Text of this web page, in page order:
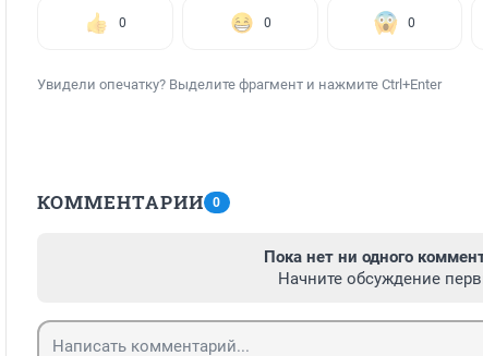
0 0 0
Увидели опечатку? Выделите фрагмент и нажмите Ctrl+Enter
КОММЕНТАРИИ 0
Пока нет ни одного
Начните обсуждение